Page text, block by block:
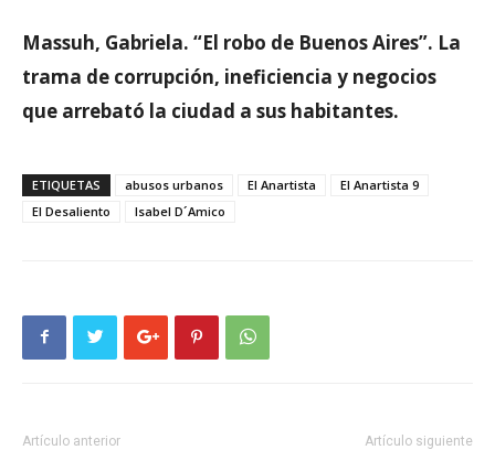
Massuh, Gabriela. “El robo de Buenos Aires”. La
trama de corrupción, ineficiencia y negocios
que arrebató la ciudad a sus habitantes.
ETIQUETAS abusos urbanos El Anartista
El Anartista 9
El Desaliento
Isabel D´Amico
Artículo anterior Artículo siguiente